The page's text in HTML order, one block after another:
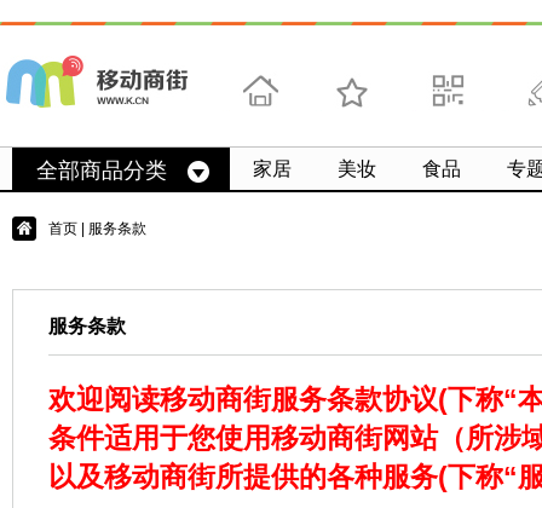
首页 收藏 求扫码 微
全部商品分类 家居 美妆 食品 专
首页 | 服务条款
服务条款
欢迎阅读移动商街服务条款协议(下称“
条件适用于您使用移动商街网站（所
以及移动商街所提供的各种服务(下称“